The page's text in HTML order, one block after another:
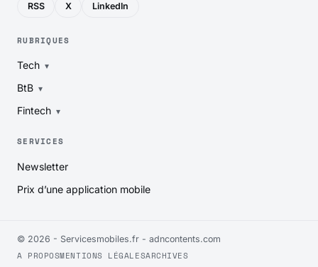
RSS X LinkedIn
RUBRIQUES
Tech
BtB
Fintech
SERVICES
Newsletter
Prix d’une application mobile
© 2026 - Servicesmobiles.fr - adncontents.com
A PROPOSMENTIONS LÉGALESARCHIVES